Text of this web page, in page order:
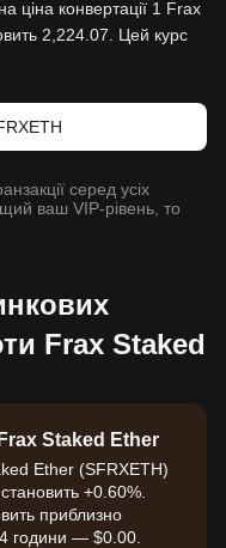
ціна конвертації 1 Frax
2,224.07. Цей курс
серед усіх
ваш VIP-рівень, то
Frax Staked
Staked Ether
Ether (SFRXETH)
+0.60%.
приблизно
години — $0.00.